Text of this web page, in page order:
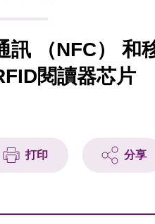
訊 （NFC） 和
閱讀器芯片
打印 分享